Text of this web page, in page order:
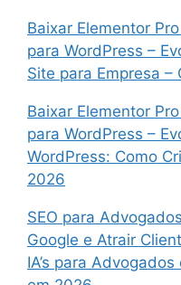
Baixar Elementor
para WordPress –
Site para Empresa
Baixar Elementor
para WordPress –
WordPress: Como
2026
SEO para
Google e Atrair
IA’s para